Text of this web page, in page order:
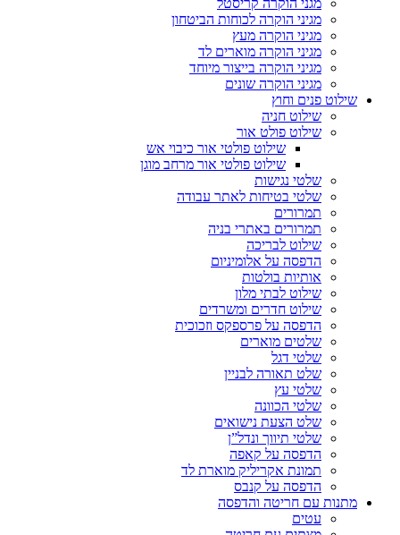
מגני הוקרה קריסטל
מגיני הוקרה לכוחות הביטחון
מגיני הוקרה מעץ
מגיני הוקרה מוארים לד
מגיני הוקרה בייצור מיוחד
מגיני הוקרה שונים
שילוט פנים וחוץ
שילוט חניה
שילוט פולט אור
שילוט פולטי אור כיבוי אש
שילוט פולטי אור מרחב מוגן
שלטי נגישות
שלטי בטיחות לאתר עבודה
תמרורים
תמרורים באתרי בניה
שילוט לבריכה
הדפסה על אלומיניום
אותיות בולטות
שילוט לבתי מלון
שילוט חדרים ומשרדים
הדפסה על פרספקס וזכוכית
שלטים מוארים
שלטי דגל
שלט תאורה לבניין
שלטי עץ
שלטי הכוונה
שלט הצעת נישואים
שלטי תיווך ונדל”ן
הדפסה על קאפה
תמונת אקריליק מוארת לד
הדפסה על קנבס
מתנות עם חריטה והדפסה
עטים